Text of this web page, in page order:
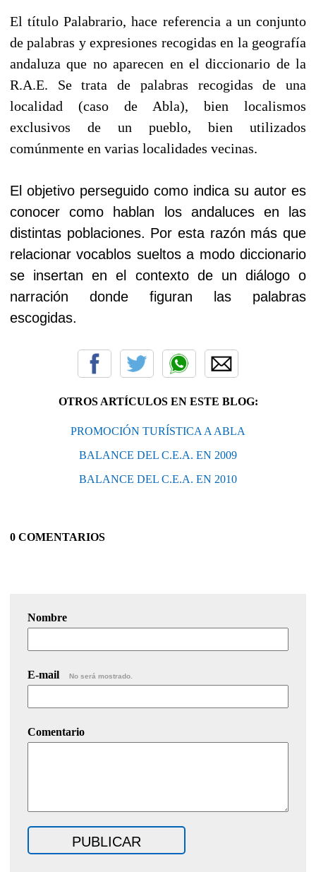
El título Palabrario, hace referencia a un conjunto
de palabras y expresiones recogidas en la geografía
andaluza que no aparecen en el diccionario de la
R.A.E. Se trata de palabras recogidas de una
localidad (caso de Abla), bien localismos
exclusivos de un pueblo, bien utilizados
comúnmente en varias localidades vecinas.
El objetivo perseguido como indica su autor es
conocer como hablan los andaluces en las
distintas poblaciones. Por esta razón más que
relacionar vocablos sueltos a modo diccionario
se insertan en el contexto de un diálogo o
narración donde figuran las palabras
escogidas.
OTROS ARTÍCULOS EN ESTE BLOG:
PROMOCIÓN TURÍSTICA A ABLA
BALANCE DEL C.E.A. EN 2009
BALANCE DEL C.E.A. EN 2010
0 COMENTARIOS
Nombre
E-mail No será mostrado.
Comentario